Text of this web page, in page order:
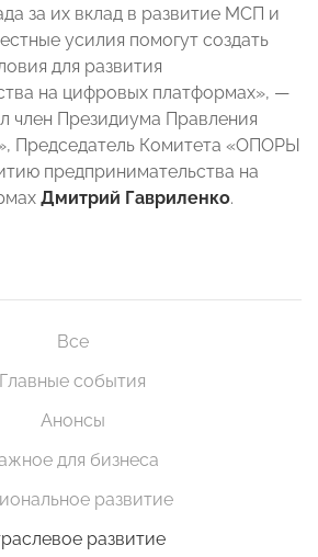
за их вклад в развитие МСП и
усилия помогут создать
для развития
на цифровых платформах», —
член Президиума Правления
Комитета «ОПОРЫ
предпринимательства на
Дмитрий Гавриленко.
Все
Главные события
Анонсы
для бизнеса
развитие
развитие